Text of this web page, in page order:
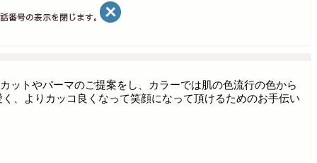
ットやパーマのご提案をし、カラーでは肌の色流行の色から
、よりカッコ良くなって笑顔になって頂けるためのお手伝い